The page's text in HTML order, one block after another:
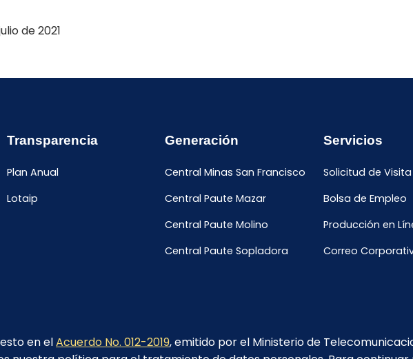
de 2021
Transparencia
Plan Anual
Lotaip
Generación
Central Minas San Francisco
Central Paute Mazar
Central Paute Molino
Central Paute Sopladora
Servicios
Solicitud de Visita
Bolsa de Empleo
Producción en
Correo
en elAcuerdo No. 012-2019, emitido por el Ministerio de